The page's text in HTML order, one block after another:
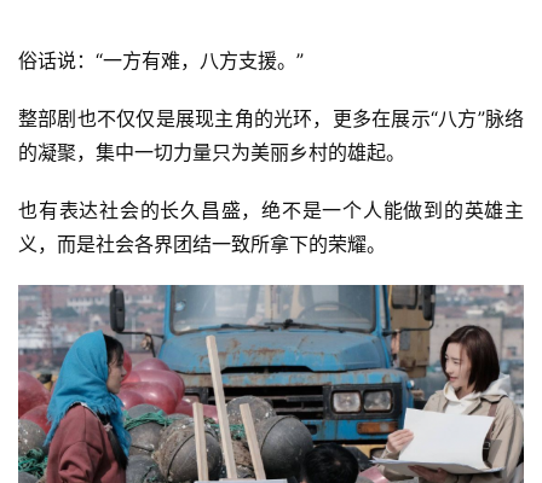
俗话说：“一方有难，八方支援。”
整部剧也不仅仅是展现主角的光环，更多在展示“八方”脉络
的凝聚，集中一切力量只为美丽乡村的雄起。
也有表达社会的长久昌盛，绝不是一个人能做到的英雄主
义，而是社会各界团结一致所拿下的荣耀。